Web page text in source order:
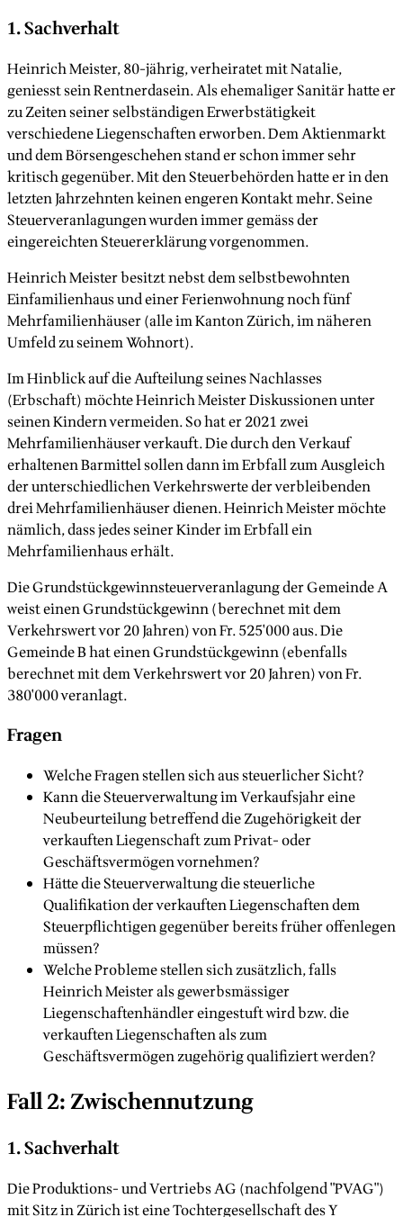
1. Sachverhalt
Heinrich Meister, 80-jährig, verheiratet mit Natalie,
geniesst sein Rentnerdasein. Als ehemaliger Sanitär hatte er
zu Zeiten seiner selbständigen Erwerbstätigkeit
verschiedene Liegenschaften erworben. Dem Aktienmarkt
und dem Börsengeschehen stand er schon immer sehr
kritisch gegenüber. Mit den Steuerbehörden hatte er in den
letzten Jahrzehnten keinen engeren Kontakt mehr. Seine
Steuerveranlagungen wurden immer gemäss der
eingereichten Steuererklärung vorgenommen.
Heinrich Meister besitzt nebst dem selbstbewohnten
Einfamilienhaus und einer Ferienwohnung noch fünf
Mehrfamilienhäuser (alle im Kanton Zürich, im näheren
Umfeld zu seinem Wohnort).
Im Hinblick auf die Aufteilung seines Nachlasses
(Erbschaft) möchte Heinrich Meister Diskussionen unter
seinen Kindern vermeiden. So hat er 2021 zwei
Mehrfamilienhäuser verkauft. Die durch den Verkauf
erhaltenen Barmittel sollen dann im Erbfall zum Ausgleich
der unterschiedlichen Verkehrswerte der verbleibenden
drei Mehrfamilienhäuser dienen. Heinrich Meister möchte
nämlich, dass jedes seiner Kinder im Erbfall ein
Mehrfamilienhaus erhält.
Die Grundstückgewinnsteuerveranlagung der Gemeinde A
weist einen Grundstückgewinn (berechnet mit dem
Verkehrswert vor 20 Jahren) von Fr. 525'000 aus. Die
Gemeinde B hat einen Grundstückgewinn (ebenfalls
berechnet mit dem Verkehrswert vor 20 Jahren) von Fr.
380'000 veranlagt.
Fragen
Welche Fragen stellen sich aus steuerlicher Sicht?
Kann die Steuerverwaltung im Verkaufsjahr eine
Neubeurteilung betreffend die Zugehörigkeit der
verkauften Liegenschaft zum Privat- oder
Geschäftsvermögen vornehmen?
Hätte die Steuerverwaltung die steuerliche
Qualifikation der verkauften Liegenschaften dem
Steuerpflichtigen gegenüber bereits früher offenlegen
müssen?
Welche Probleme stellen sich zusätzlich, falls
Heinrich Meister als gewerbsmässiger
Liegenschaftenhändler eingestuft wird bzw. die
verkauften Liegenschaften als zum
Geschäftsvermögen zugehörig qualifiziert werden?
Fall 2: Zwischennutzung
1. Sachverhalt
Die Produktions- und Vertriebs AG (nachfolgend "PVAG")
mit Sitz in Zürich ist eine Tochtergesellschaft des Y